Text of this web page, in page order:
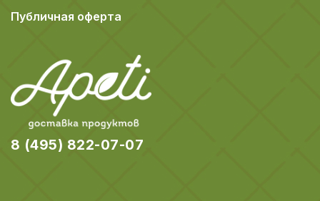
Публичная оферта
8 (495) 822-07-07